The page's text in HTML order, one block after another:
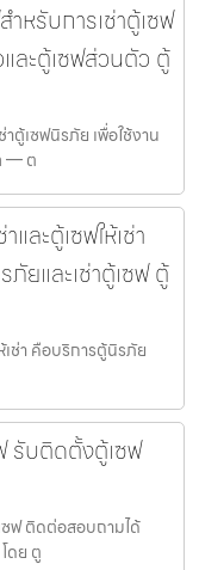
หรับการเช่าตู้เซฟ
ละตู้เซฟส่วนตัว ตู้
ตู้เซฟนิรภัย เพื่อใช้งาน
— ต
ละตู้เซฟให้เช่า
ยและเช่าตู้เซฟ ตู้
เช่า คือบริการตู้นิรภัย
รับติดตั้งตู้เซฟ
ซฟ ติดต่อสอบถามได้
ดย ตู